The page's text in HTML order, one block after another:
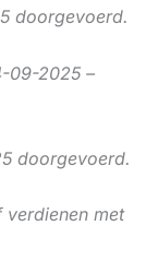
doorgevoerd.
09-2025 –
doorgevoerd.
met